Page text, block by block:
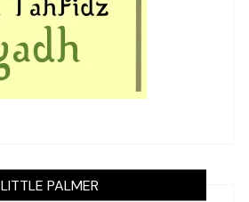
LITTLE PALMER